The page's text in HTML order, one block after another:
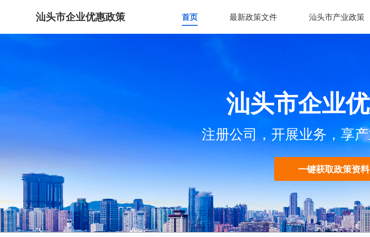
汕头市企业优惠政策 首页 最新政策文件 汕头市产业政策
汕头市企业
注册公司，开展业务，享
一键获取政策资料